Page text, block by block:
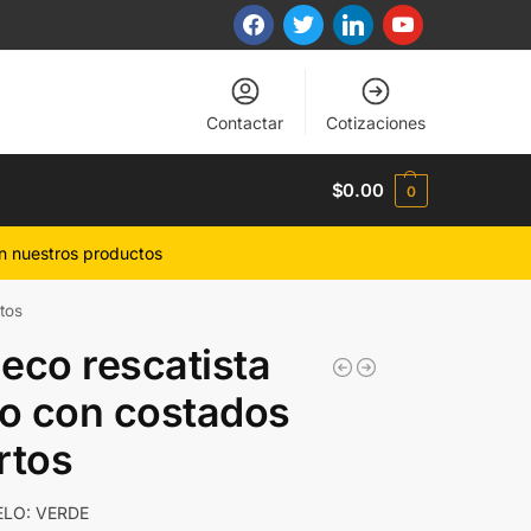
Contactar Cotizaciones
$0.00 0
nuestros productos
rescatista
con costados
VERDE